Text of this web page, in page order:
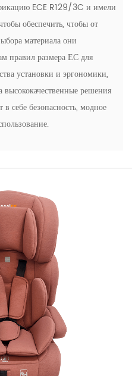
ECE R129/3C и имели
обеспечить, чтобы от
материала они
правил размера ЕС для
установки и эргономики,
высококачественные решения
себе безопасность, модное